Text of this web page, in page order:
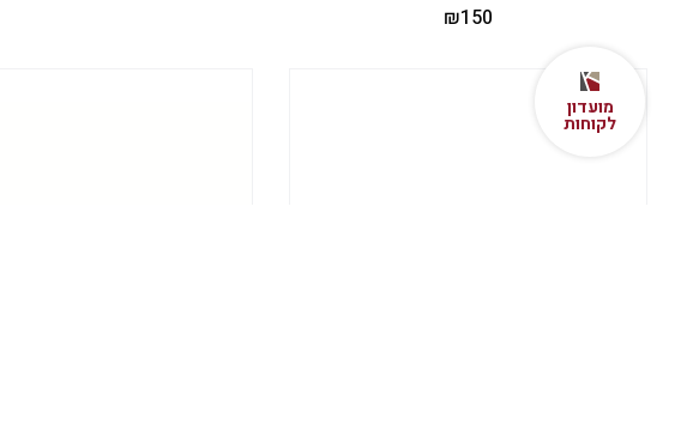
₪150
מועדון
לקוחות